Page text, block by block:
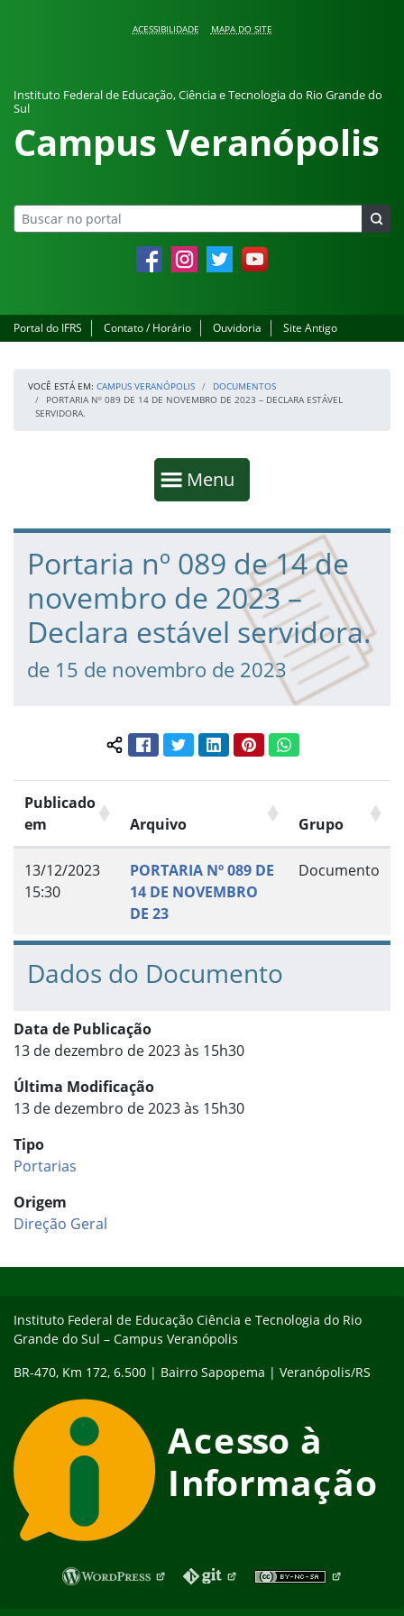
ACESSIBILIDADE MAPA DO SITE
Instituto Federal de Educação, Ciência e Tecnologia do Rio Grande do
Sul
Campus Veranópolis
FacebookInstagramTwitter YouTube
Portal do IFRS Contato / Horário Ouvidoria Site Antigo
VOCÊ ESTÁ EM: CAMPUS VERANÓPOLIS
DOCUMENTOS
PORTARIA Nº 089 DE 14 DE NOVEMBRO DE 2023 – DECLARA ESTÁVEL
SERVIDORA.
Mostrar
Menu
Fim da navegação
Início do conteúdo
Portaria nº 089 de 14 de
novembro de 2023 –
Declara estável servidora.
de 15 de novembro de 2023
Compartilhar conteúdo:
FacebookTwitterLinkedInPinterestWhatsApp
Publicado
em
Arquivo Grupo
13/12/2023
15:30
PORTARIA Nº 089 DE
14 DE NOVEMBRO
DE 23
Documento
Dados do Documento
Data de Publicação
13 de dezembro de 2023 às 15h30
Última Modificação
13 de dezembro de 2023 às 15h30
Tipo
Portarias
Origem
Direção Geral
Instituto Federal de Educação Ciência e Tecnologia do Rio
Grande do Sul – Campus Veranópolis
BR-470, Km 172, 6.500 | Bairro Sapopema | Veranópolis/RS